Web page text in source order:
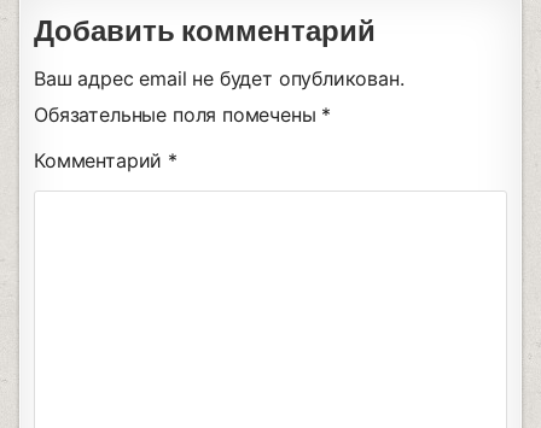
Добавить комментарий
Ваш адрес email не будет опубликован.
Обязательные поля помечены *
Комментарий *